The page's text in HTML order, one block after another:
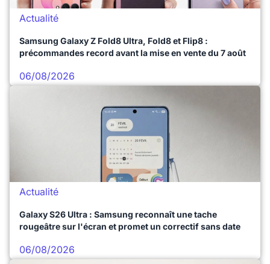
Actualité
Samsung Galaxy Z Fold8 Ultra, Fold8 et Flip8 :
précommandes record avant la mise en vente du 7 août
06/08/2026
Actualité
Galaxy S26 Ultra : Samsung reconnaît une tache
rougeâtre sur l'écran et promet un correctif sans date
06/08/2026